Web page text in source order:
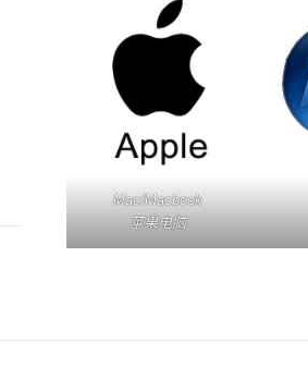
Mac/Macbook
苹果电脑